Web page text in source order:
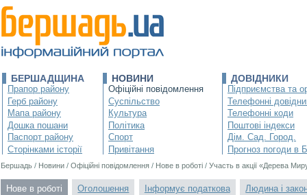
БЕРШАДЩИНА
Прапор району
Герб району
Мапа району
Дошка пошани
Паспорт району
Сторінками історії
НОВИНИ
Офіційні повідомлення
Суспільство
Культура
Політика
Спорт
Привітання
ДОВІДНИКИ
Підприємства та
Телефонні
Телефонні коди
Поштові індекси
Дім. Сад. Город.
Прогноз погоди в
Бершадь / Новини / Офіційні повідомлення / Нове в роботі / Участь в акції «Дерева
Нове в роботі Оголошення Інформує податкова Людина і